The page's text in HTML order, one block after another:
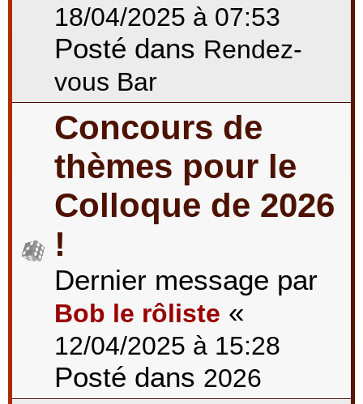
18/04/2025 à 07:53
Posté dans Rendez-
vous Bar
Concours de
thèmes pour le
Colloque de 2026
!
Dernier message par
Bob le rôliste «
12/04/2025 à 15:28
Posté dans 2026